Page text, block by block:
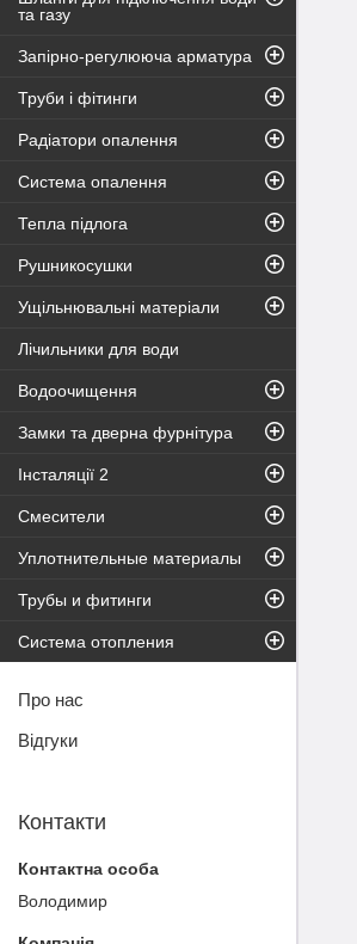
та газу
Запірно-регулююча арматура
Труби і фітинги
Радіатори опалення
Система опалення
Тепла підлога
Рушникосушки
Ущільнювальні матеріали
Лічильники для води
Водоочищення
Замки та дверна фурнітура
Інсталяції 2
Смесители
Уплотнительные материалы
Трубы и фитинги
Система отопления
Про нас
Відгуки
Контакти
Володимир